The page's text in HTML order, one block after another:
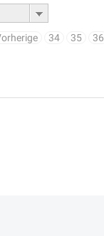
34 35 36